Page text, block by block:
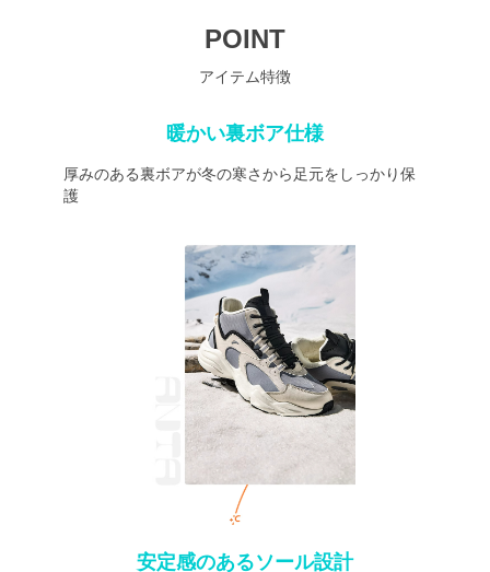
POINT
アイテム特徴
暖かい裏ボア仕様
厚みのある裏ボアが冬の寒さから足元をしっかり保
護
安定感のあるソール設計